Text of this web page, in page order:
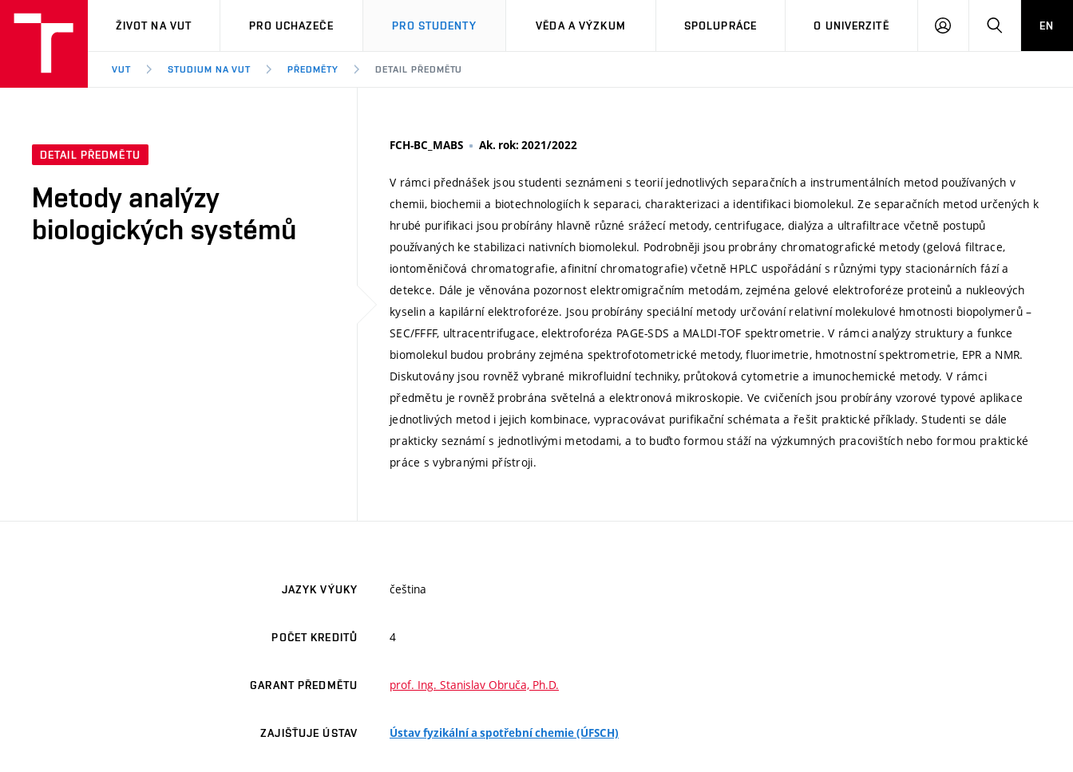
VUT
ŽIVOT NA VUT PRO UCHAZEČE PRO STUDENTY VĚDA A VÝZKUM SPOLUPRÁCE O UNIVERZITĚ
PŘIHLÁSIT HLEDATEN
VUT STUDIUM NA VUT PŘEDMĚTY DETAIL PŘEDMĚTU
DETAIL PŘEDMĚTU
Metody analýzy
biologických systémů
FCH-BC_MABS Ak. rok: 2021/2022
V rámci přednášek jsou studenti seznámeni s teorií jednotlivých separačních a instrumentálních metod používaných v
chemii, biochemii a biotechnologiích k separaci, charakterizaci a identifikaci biomolekul. Ze separačních metod určených k
hrubé purifikaci jsou probírány hlavně různé srážecí metody, centrifugace, dialýza a ultrafiltrace včetně postupů
používaných ke stabilizaci nativních biomolekul. Podrobněji jsou probrány chromatografické metody (gelová filtrace,
iontoměničová chromatografie, afinitní chromatografie) včetně HPLC uspořádání s různými typy stacionárních fází a
detekce. Dále je věnována pozornost elektromigračním metodám, zejména gelové elektroforéze proteinů a nukleových
kyselin a kapilární elektroforéze. Jsou probírány speciální metody určování relativní molekulové hmotnosti biopolymerů –
SEC/FFFF, ultracentrifugace, elektroforéza PAGE-SDS a MALDI-TOF spektrometrie. V rámci analýzy struktury a funkce
biomolekul budou probrány zejména spektrofotometrické metody, fluorimetrie, hmotnostní spektrometrie, EPR a NMR.
Diskutovány jsou rovněž vybrané mikrofluidní techniky, průtoková cytometrie a imunochemické metody. V rámci
předmětu je rovněž probrána světelná a elektronová mikroskopie. Ve cvičeních jsou probírány vzorové typové aplikace
jednotlivých metod i jejich kombinace, vypracovávat purifikační schémata a řešit praktické příklady. Studenti se dále
prakticky seznámí s jednotlivými metodami, a to buďto formou stáží na výzkumných pracovištích nebo formou praktické
práce s vybranými přístroji.
JAZYK VÝUKY čeština
POČET KREDITŮ 4
GARANT PŘEDMĚTU prof. Ing. Stanislav Obruča, Ph.D.
ZAJIŠŤUJE ÚSTAV Ústav fyzikální a spotřební chemie (ÚFSCH)